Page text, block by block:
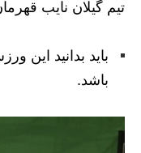
تیم گیلان نایب
باید بدانید این
باشد.